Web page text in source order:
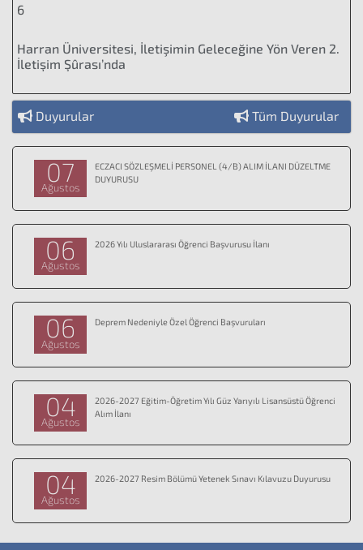
6
Harran Üniversitesi, İletişimin Geleceğine Yön Veren 2.
İletişim Şûrası’nda
Duyurular Tüm Duyurular
07
Ağustos
ECZACI SÖZLEŞMELİ PERSONEL (4/B) ALIM İLANI DÜZELTME
DUYURUSU
06
Ağustos
2026 Yılı Uluslararası Öğrenci Başvurusu İlanı
06
Ağustos
Deprem Nedeniyle Özel Öğrenci Başvuruları
04
Ağustos
2026-2027 Eğitim-Öğretim Yılı Güz Yarıyılı Lisansüstü Öğrenci
Alım İlanı
04
Ağustos
2026-2027 Resim Bölümü Yetenek Sınavı Kılavuzu Duyurusu